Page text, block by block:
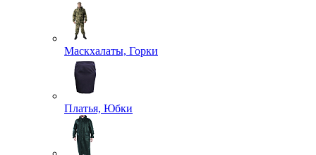
Маскхалаты, Горки
Платья, Юбки